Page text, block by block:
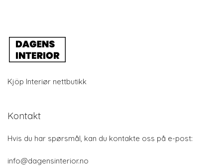
Kjöp Interiør nettbutikk
Kontakt
Hvis du har spørsmål, kan du kontakte oss på e-post:
info@dagensinterior.no